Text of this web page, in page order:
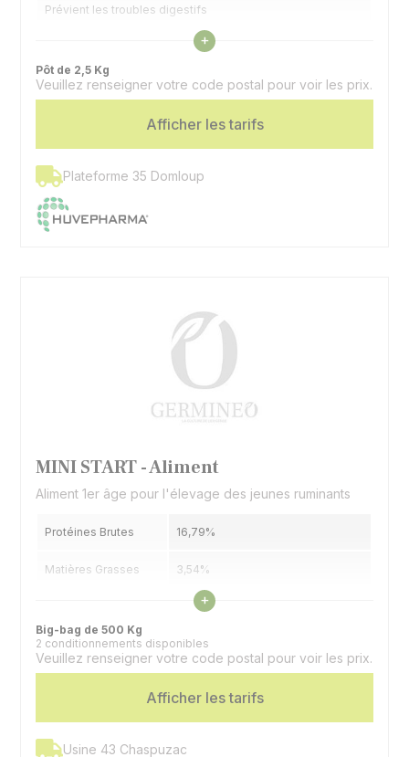
Prévient les troubles digestifs
Pansement intestinal
Voir les caractéristiques
+
Pôt de 2,5 Kg
Veuillez renseigner votre code postal pour voir les prix.
Afficher les tarifs
Plateforme 35 Domloup
MINI START - Aliment
Aliment 1er âge pour l'élevage des jeunes ruminants
Protéines Brutes 16,79%
Matières Grasses 3,54%
9,07%
Supplémentation Oligo-éléments et vitamines
Voir les caractéristiques
+
Big-bag de 500 Kg
2 conditionnements disponibles
Veuillez renseigner votre code postal pour voir les prix.
Afficher les tarifs
Usine 43 Chaspuzac